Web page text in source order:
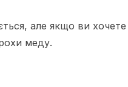
але якщо ви
меду.